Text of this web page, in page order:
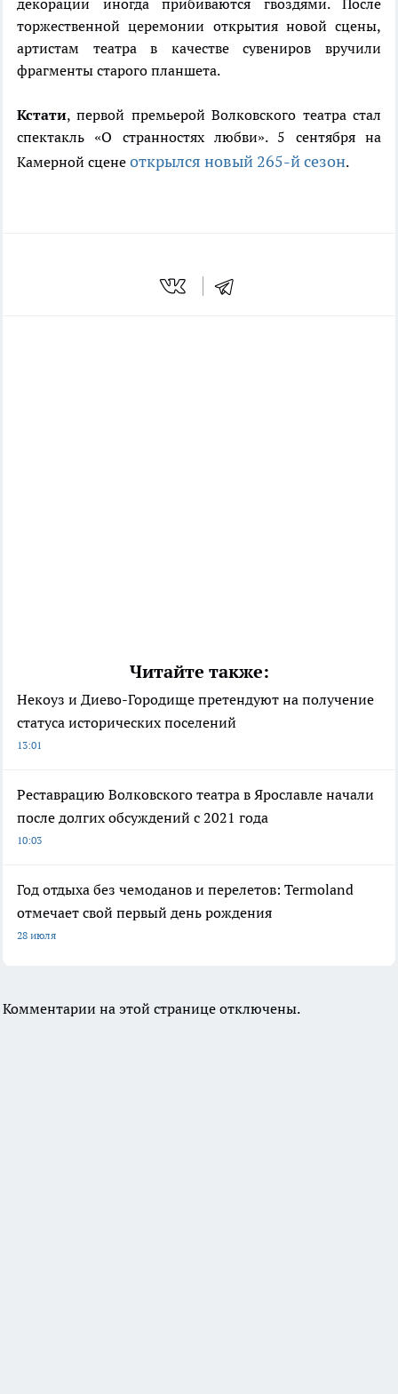
декорации иногда прибиваются гвоздями. После
торжественной церемонии открытия новой сцены,
артистам театра в качестве сувениров вручили
фрагменты старого планшета.
Кстати, первой премьерой Волковского театра стал
спектакль «О странностях любви». 5 сентября на
Камерной сцене открылся новый 265-й сезон.
Читайте также:
Некоуз и Диево-Городище претендуют на получение
статуса исторических поселений
13:01
Реставрацию Волковского театра в Ярославле начали
после долгих обсуждений с 2021 года
10:03
Год отдыха без чемоданов и перелетов: Termoland
отмечает свой первый день рождения
28 июля
Комментарии на этой странице отключены.